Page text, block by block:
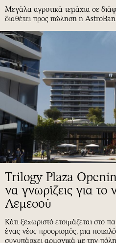
Μεγάλα αγροτικά τεμάχια σε
διαθέτει προς πώληση η
Trilogy Plaza
να γνωρίζεις για το
Λεμεσού
Κάτι ξεχωριστό ετοιμάζεται στο
ένας νέος προορισμός, μια
συνυπάρχει αρμονικά με την